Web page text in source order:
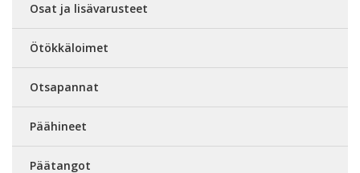
Osat ja lisävarusteet
Ötökkäloimet
Otsapannat
Päähineet
Päätangot